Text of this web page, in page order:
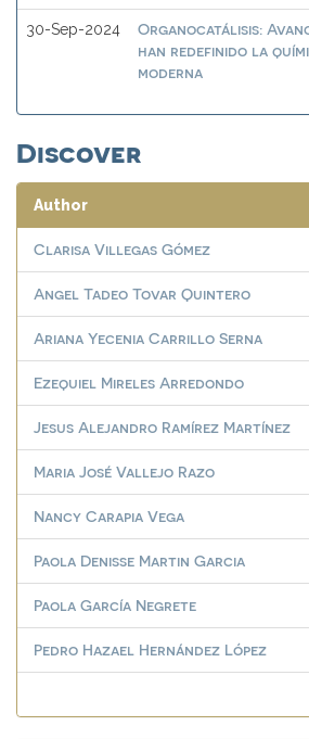
30-Sep-2024
Organocatálisis:
han redefinido la
moderna
Discover
Author
Clarisa Villegas Gómez
Angel Tadeo Tovar Quintero
Ariana Yecenia Carrillo Serna
Ezequiel Mireles Arredondo
Jesus Alejandro Ramírez Martínez
Maria José Vallejo Razo
Nancy Carapia Vega
Paola Denisse Martin Garcia
Paola García Negrete
Pedro Hazael Hernández López